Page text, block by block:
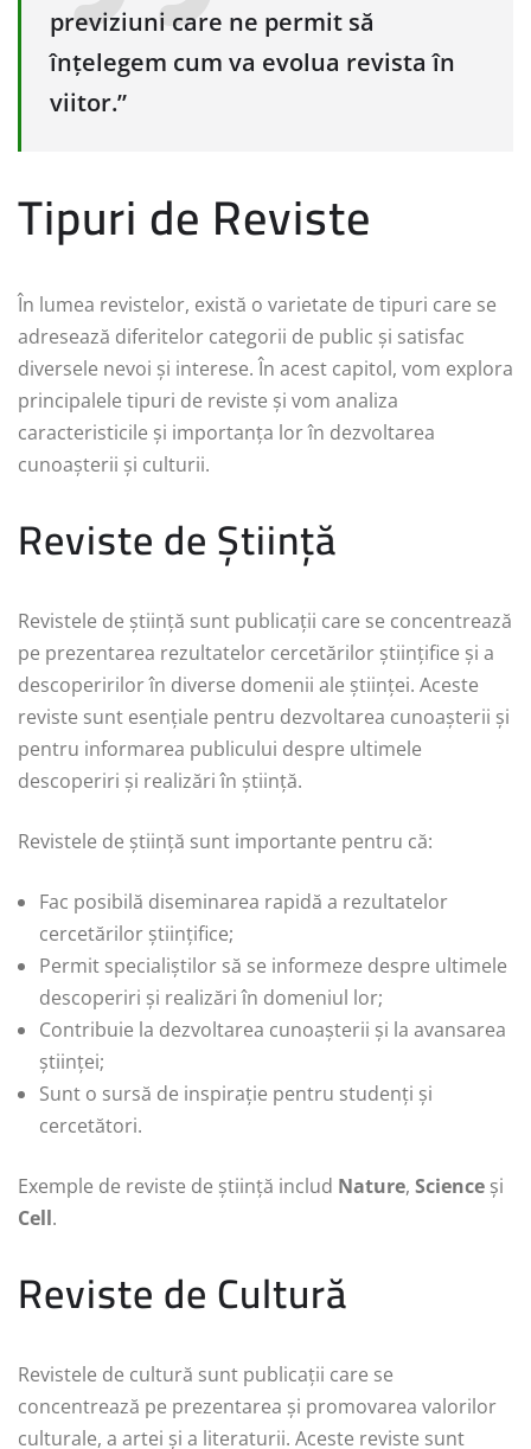
previziuni care ne permit să
înțelegem cum va evolua revista în
viitor.”
Tipuri de Reviste
În lumea revistelor, există o varietate de tipuri care se
adresează diferitelor categorii de public și satisfac
diversele nevoi și interese. În acest capitol, vom explora
principalele tipuri de reviste și vom analiza
caracteristicile și importanța lor în dezvoltarea
cunoașterii și culturii.
Reviste de Știință
Revistele de știință sunt publicații care se concentrează
pe prezentarea rezultatelor cercetărilor științifice și a
descoperirilor în diverse domenii ale științei. Aceste
reviste sunt esențiale pentru dezvoltarea cunoașterii și
pentru informarea publicului despre ultimele
descoperiri și realizări în știință.
Revistele de știință sunt importante pentru că:
Fac posibilă diseminarea rapidă a rezultatelor
cercetărilor științifice;
Permit specialiștilor să se informeze despre ultimele
descoperiri și realizări în domeniul lor;
Contribuie la dezvoltarea cunoașterii și la avansarea
științei;
Sunt o sursă de inspirație pentru studenți și
cercetători.
Exemple de reviste de știință includ Nature, Science și
Cell.
Reviste de Cultură
Revistele de cultură sunt publicații care se
concentrează pe prezentarea și promovarea valorilor
culturale, a artei și a literaturii. Aceste reviste sunt